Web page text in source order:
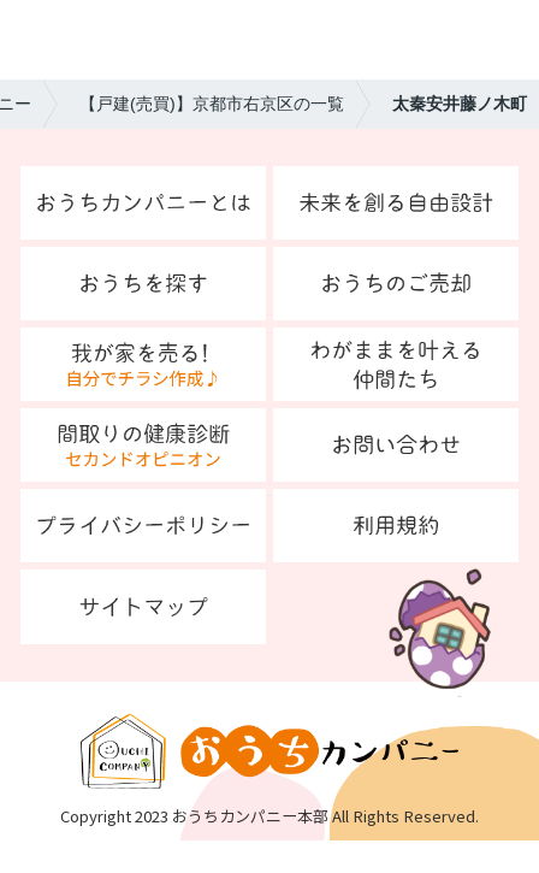
ー 【戸建(売買)】京都市右京区の一覧 太秦安井藤ノ木町
Copyright 2023 おうちカンパニー本部 All Rights Reserved.